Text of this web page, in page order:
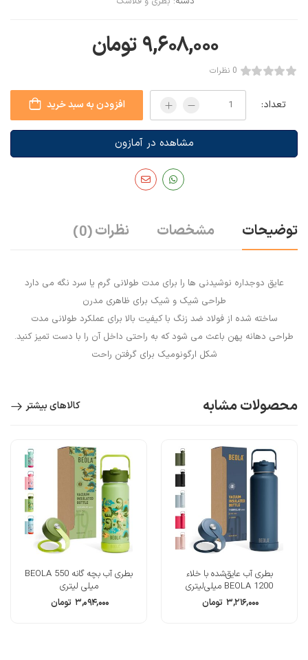
۹,۶۰۸,۰۰۰ تومان
0 نظرات
تعداد: افزودن به سبد خرید
مشاهده در آمازون
توضیحات مشخصات نظرات(0)
عایق دوجداره نوشیدنی ها را برای مدت طولانی گرم یا سرد نگه می دارد
طراحی شیک و شیک برای ظاهری مدرن
ساخته شده از فولاد ضد زنگ با کیفیت بالا برای عملکرد طولانی مدت
طراحی دهانه پهن باعث می شود که به راحتی داخل آن را با دست تمیز کنید.
شکل ارگونومیک برای گرفتن راحت
محصولات مشابه کالاهای بیشتر
بطری آب عایق‌شده با خلاء
BEOLA 1200 میلی‌لیتری
۳,۲۱۶,۰۰۰ تومان
بطری آب بچه گانه BEOLA 550
میلی لیتری
۳,۰۹۴,۰۰۰ تومان